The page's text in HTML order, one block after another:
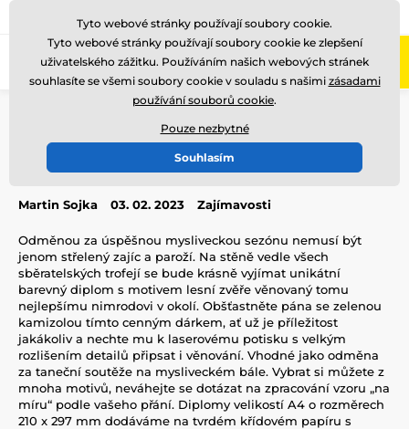
Zavolejte nám (Po-Pá 8-17)
Myslivecké diplomy
Martin Sojka 03. 02. 2023 Zajímavosti
Odměnou za úspěšnou mysliveckou sezónu nemusí být
jenom střelený zajíc a paroží. Na stěně vedle všech
sběratelských trofejí se bude krásně vyjímat unikátní
barevný diplom s motivem lesní zvěře věnovaný tomu
nejlepšímu nimrodovi v okolí. Obšťastněte pána se zelenou
kamizolou tímto cenným dárkem, ať už je příležitost
jakákoliv a nechte mu k laserovému potisku s velkým
rozlišením detailů připsat i věnování. Vhodné jako odměna
za taneční soutěže na mysliveckém bále. Vybrat si můžete z
mnoha motivů, neváhejte se dotázat na zpracování vzoru „na
míru“ podle vašeho přání. Diplomy velikostí A4 o rozměrech
210 x 297 mm dodáváme na tvrdém křídovém papíru s
Tyto webové stránky používají soubory cookie.
Tyto webové stránky používají soubory cookie ke zlepšení
uživatelského zážitku. Používáním našich webových stránek
souhlasíte se všemi soubory cookie v souladu s našimi zásadami
používání souborů cookie.
Pouze nezbytné
Souhlasím